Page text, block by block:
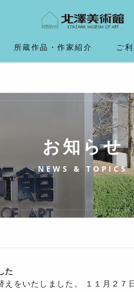
所蔵作品・作家紹介 ご
お知らせ
NEWS & TOPICS
た
えをいたしました。 １１月２７